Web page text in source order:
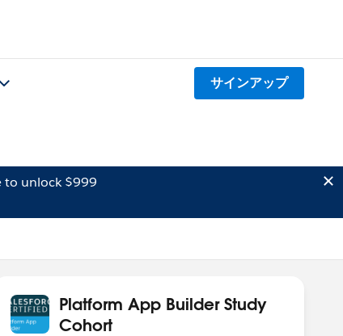
サインアップ
to unlock $999
Platform App Builder Study
Cohort